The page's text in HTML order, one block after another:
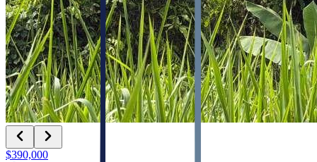
$390,000